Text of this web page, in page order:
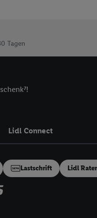
Tagen
Lidl Connect
Lastschrift Lidl
sämtlicher
das gilt auch für die
TCF für Werbung und
und
Quellen,
Informationen,
von oder
Analyse von
Profilen zur